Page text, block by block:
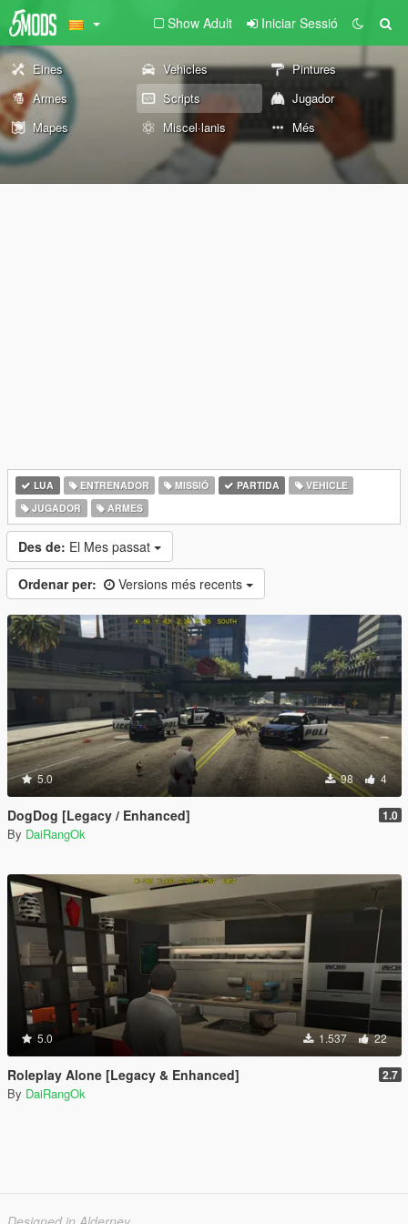
Show Adult Iniciar Sessió
Eines Vehicles
Pintures
Armes
Scripts
Jugador
Mapes
Miscel·lanis Més
LUA ENTRENADOR MISSIÓ PARTIDA
VEHICLE
JUGADOR
ARMES
Des de: El Mes passat
Ordenar per: Versions més recents
5.0 98 4
DogDog [Legacy / Enhanced] 1.0
By DaiRangOk
5.0 1.537 22
Roleplay Alone [Legacy & Enhanced] 2.7
By DaiRangOk